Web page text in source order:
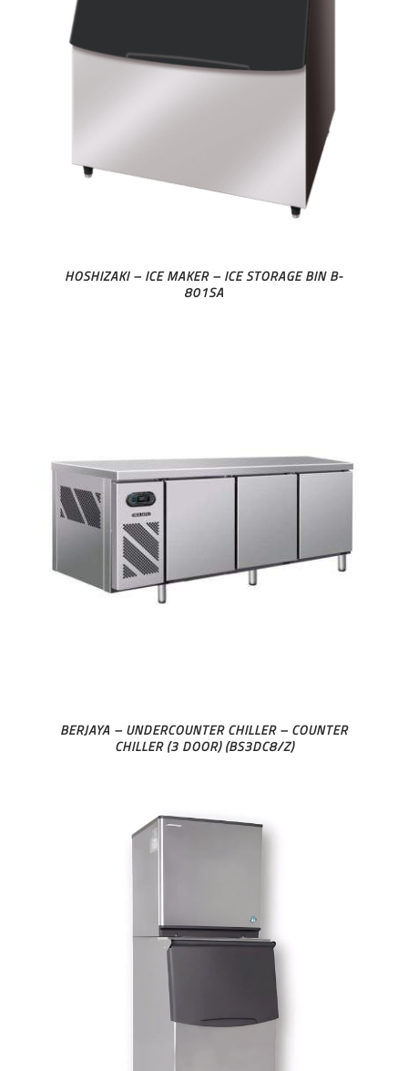
HOSHIZAKI – ICE MAKER – ICE STORAGE BIN B-
801SA
BERJAYA – UNDERCOUNTER CHILLER – COUNTER
CHILLER (3 DOOR) (BS3DC8/Z)